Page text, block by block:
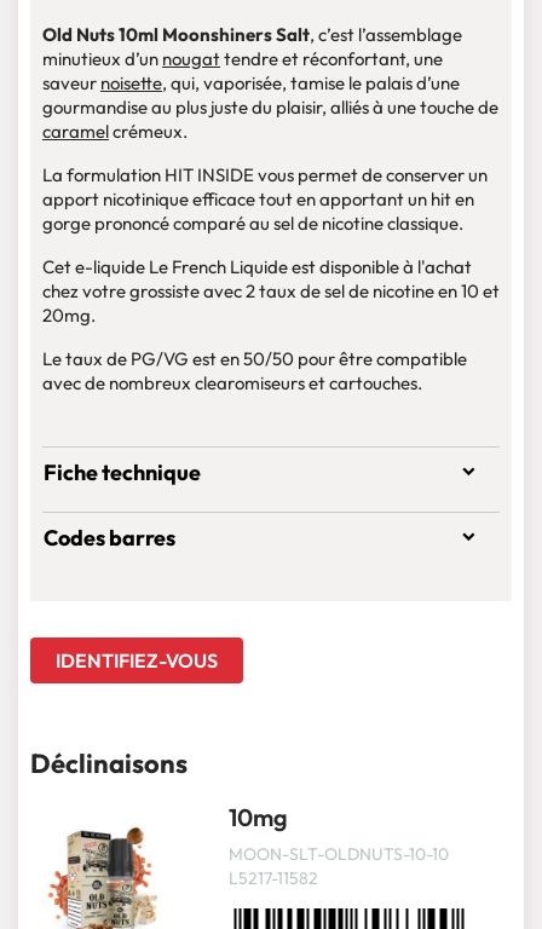
Old Nuts 10ml Moonshiners Salt, c’est l’assemblage
minutieux d’un nougattendre et réconfortant, une
saveur noisette, qui, vaporisée, tamise le palais d’une
gourmandise au plus juste du plaisir, alliés à une touche de
caramelcrémeux.
La formulation HIT INSIDE vous permet de conserver un
apport nicotinique efficace tout en apportant un hit en
gorge prononcé comparé au sel de nicotine classique.
Cet e-liquide Le French Liquide est disponible à l'achat
chez votre grossiste avec 2 taux de sel de nicotine en 10 et
20mg.
Le taux de PG/VG est en 50/50 pour être compatible
avec de nombreux clearomiseurs et cartouches.
Fiche technique
Codes barres
IDENTIFIEZ-VOUS
Déclinaisons
10mg
MOON-SLT-OLDNUTS-10-10
L5217-11582